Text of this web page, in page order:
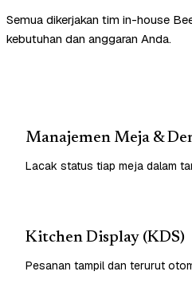
Semua dikerjakan tim in-house
kebutuhan dan anggaran Anda.
Manajemen Meja &
Lacak status tiap meja dalam
Kitchen Display (KDS)
Pesanan tampil dan terurut